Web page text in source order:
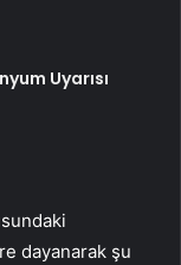
Uyarısı
dayanarak şu